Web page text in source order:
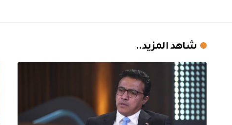
شاهد المزيد..